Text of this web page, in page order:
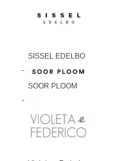
SISSEL EDELBO
SOOR PLOOM